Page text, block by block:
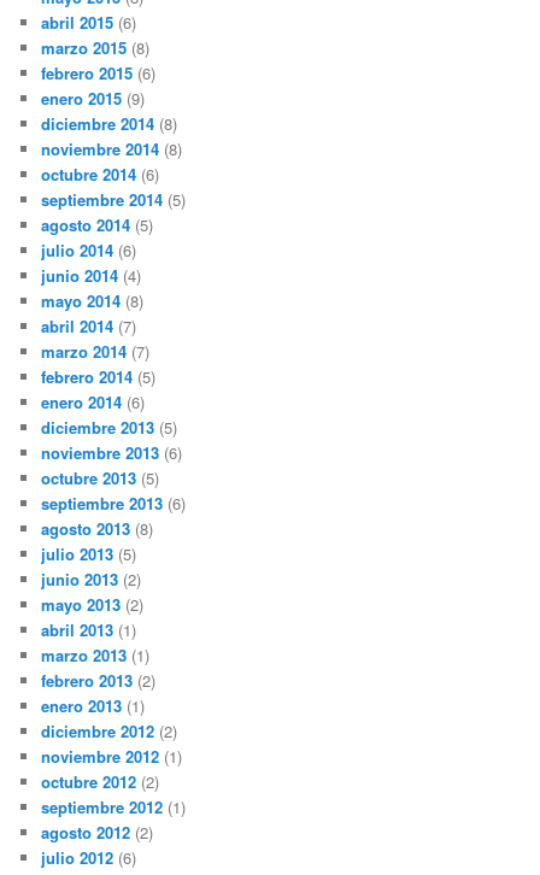
abril 2015 (6)
marzo 2015 (8)
febrero 2015 (6)
enero 2015 (9)
diciembre 2014 (8)
noviembre 2014 (8)
octubre 2014 (6)
septiembre 2014 (5)
agosto 2014 (5)
julio 2014 (6)
junio 2014 (4)
mayo 2014 (8)
abril 2014 (7)
marzo 2014 (7)
febrero 2014 (5)
enero 2014 (6)
diciembre 2013 (5)
noviembre 2013 (6)
octubre 2013 (5)
septiembre 2013 (6)
agosto 2013 (8)
julio 2013 (5)
junio 2013 (2)
mayo 2013 (2)
abril 2013 (1)
marzo 2013 (1)
febrero 2013 (2)
enero 2013 (1)
diciembre 2012 (2)
noviembre 2012 (1)
octubre 2012 (2)
septiembre 2012 (1)
agosto 2012 (2)
julio 2012 (6)